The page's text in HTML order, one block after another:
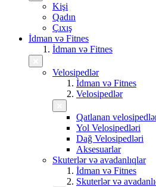
Kişi
Qadın
Çıxış
İdman və Fitnes
İdman və Fitnes
Velosipedlər
İdman və Fitnes
Velosipedlər
Qatlanan
Yol Velosipedləri
Dağ Velosipedləri
Aksesuarlar
Skuterlər və avadanlıqlar
İdman və Fitnes
Skuterlər və